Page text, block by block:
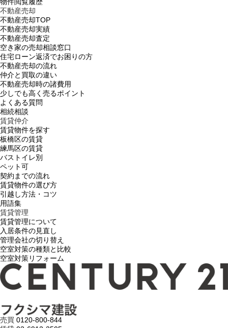
物件閲覧履歴
不動産売却
不動産売却TOP
不動産売却実績
不動産売却査定
空き家の売却相談窓口
住宅ローン返済でお困りの方
不動産売却の流れ
仲介と買取の違い
不動産売却時の諸費用
少しでも高く売るポイント
よくある質問
相続相談
賃貸仲介
賃貸物件を探す
板橋区の賃貸
練馬区の賃貸
バストイレ別
ペット可
契約までの流れ
賃貸物件の選び方
引越し方法・コツ
用語集
賃貸管理
賃貸管理について
入居条件の見直し
管理会社の切り替え
空室対策の種類と比較
空室対策リフォーム
売買 0120-800-844